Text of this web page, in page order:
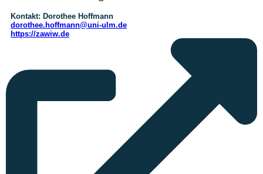
Kontakt: Dorothee Hoffmann
dorothee.hoffmann@uni-ulm.de
https://zawiw.de